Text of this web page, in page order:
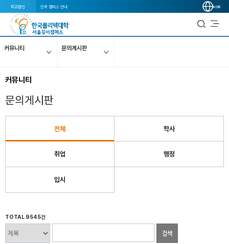
학교법인 전국 캠퍼스 안내 KOR
커뮤니티 문의게시판
커뮤니티
문의게시판
전체 학사
취업 행정
입시
TOTAL 9545건
검색